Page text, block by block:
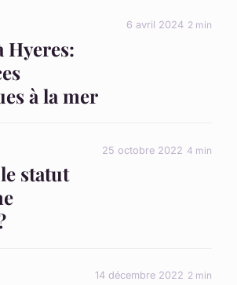
Hyeres:
à la mer
6 avril 2024 2 min
statut
25 octobre 2022 4 min
14 décembre 2022 2 min